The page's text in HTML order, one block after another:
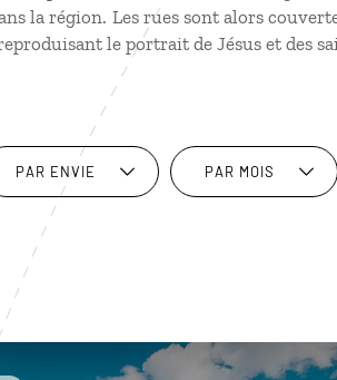
la région. Les rues sont alors
le portrait de Jésus et des
PAR ENVIE PAR MOIS